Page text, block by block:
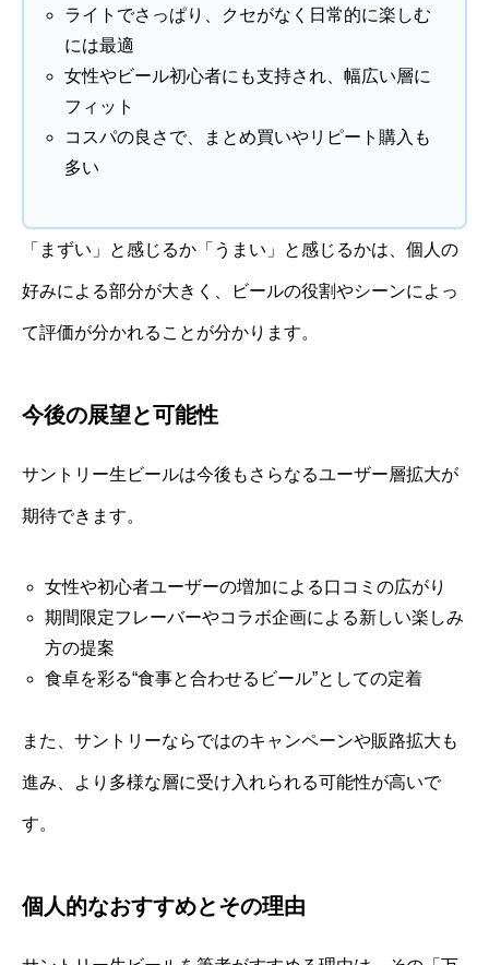
ライトでさっぱり、クセがなく日常的に楽しむ
には最適
女性やビール初心者にも支持され、幅広い層に
フィット
コスパの良さで、まとめ買いやリピート購入も
多い
「まずい」と感じるか「うまい」と感じるかは、個人の
好みによる部分が大きく、ビールの役割やシーンによっ
て評価が分かれることが分かります。
今後の展望と可能性
サントリー生ビールは今後もさらなるユーザー層拡大が
期待できます。
女性や初心者ユーザーの増加による口コミの広がり
期間限定フレーバーやコラボ企画による新しい楽しみ
方の提案
食卓を彩る“食事と合わせるビール”としての定着
また、サントリーならではのキャンペーンや販路拡大も
進み、より多様な層に受け入れられる可能性が高いで
す。
個人的なおすすめとその理由